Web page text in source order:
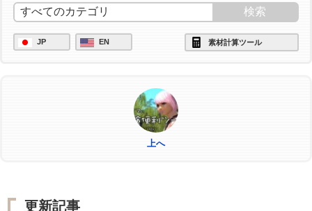
JP EN 素材計算ツール
上へ
更新記事